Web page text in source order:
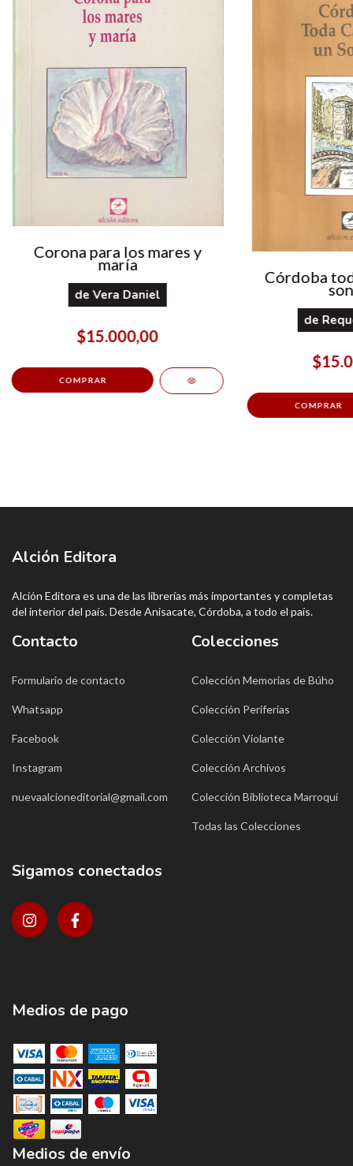
Corona para los mares y
maría
deVera Daniel
$15.000,00
Córdoba
de
Alción Editora
Alción Editora es una de las librerías más importantes y completas
del interior del país. Desde Anisacate, Córdoba, a todo el país.
Contacto
Formulario de contacto
Whatsapp
Facebook
Instagram
nuevaalcioneditorial@gmail.com
Colecciones
Colección Memorias de Búho
Colección Periferias
Colección Violante
Colección Archivos
Colección Biblioteca Marroquí
Todas las Colecciones
Sigamos conectados
Medios de pago
Medios de envío